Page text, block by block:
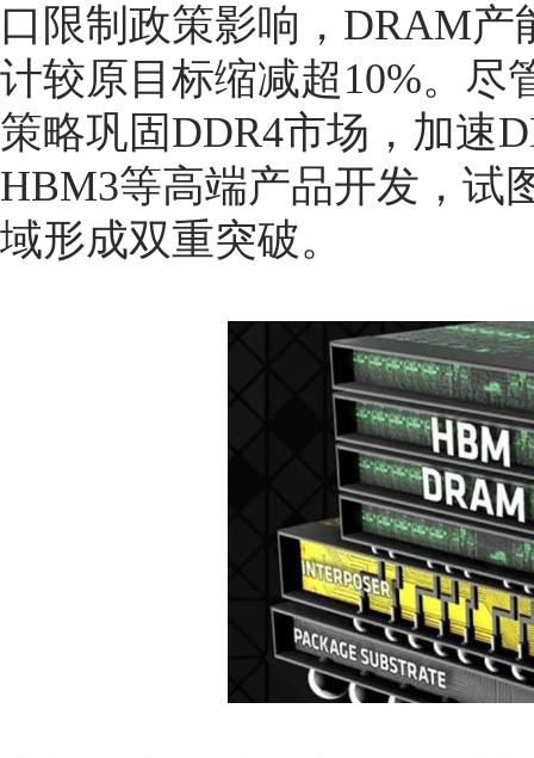
口限制政策影响，DRAM
计较原目标缩减超10%。尽
策略巩固DDR4市场，加速
HBM3等高端产品开发，试
域形成双重突破。